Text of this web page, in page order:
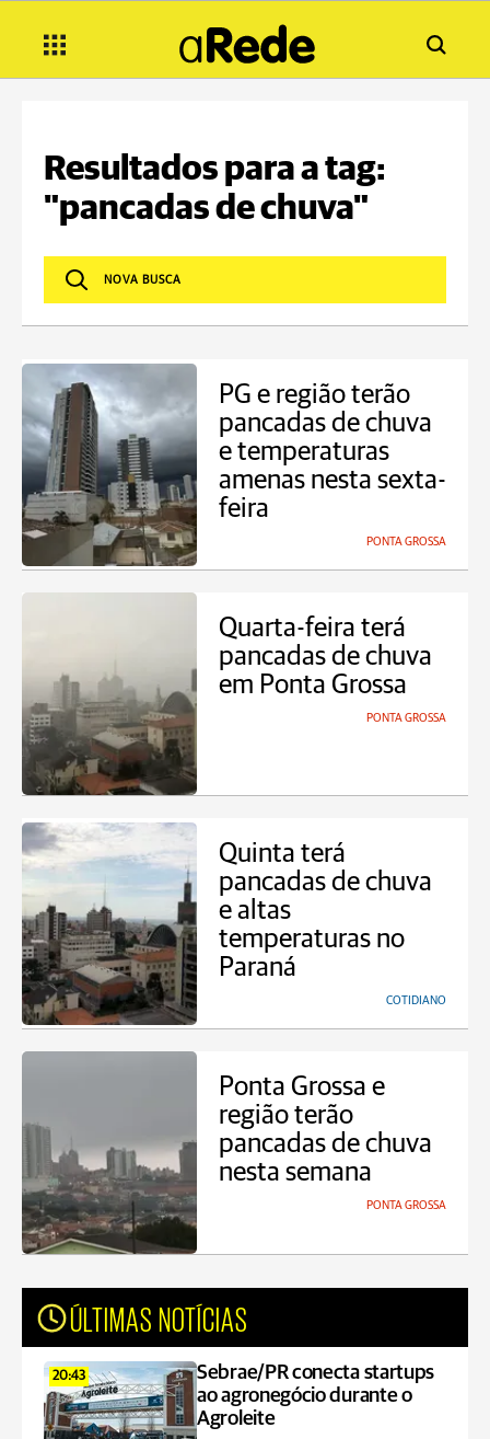
Resultados para a tag:
"pancadas de chuva"
PG e região terão
pancadas de chuva
e temperaturas
amenas nesta sexta-
feira
PONTA GROSSA
Quarta-feira terá
pancadas de chuva
em Ponta Grossa
PONTA GROSSA
Quinta terá
pancadas de chuva
e altas
temperaturas no
Paraná
COTIDIANO
Ponta Grossa e
região terão
pancadas de chuva
nesta semana
PONTA GROSSA
ÚLTIMAS NOTÍCIAS
20:43
Sebrae/PR conecta startups
ao agronegócio durante o
Agroleite